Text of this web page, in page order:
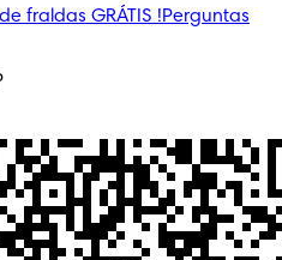
fraldas GRÁTIS !Perguntas